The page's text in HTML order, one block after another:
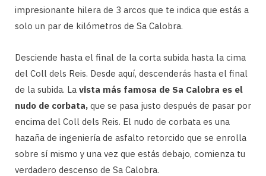
impresionante hilera de 3 arcos que te indica que estás a
solo un par de kilómetros de Sa Calobra.
Desciende hasta el final de la corta subida hasta la cima
del Coll dels Reis. Desde aquí, descenderás hasta el final
de la subida. La vista más famosa de Sa Calobra es el
nudo de corbata, que se pasa justo después de pasar por
encima del Coll dels Reis. El nudo de corbata es una
hazaña de ingeniería de asfalto retorcido que se enrolla
sobre sí mismo y una vez que estás debajo, comienza tu
verdadero descenso de Sa Calobra.